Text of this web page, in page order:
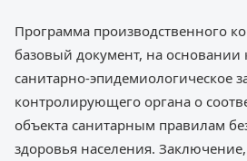
Программа производственного
базовый документ, на основании
санитарно-эпидемиологическое
контролирующего органа о
объекта санитарным правилам
здоровья населения.